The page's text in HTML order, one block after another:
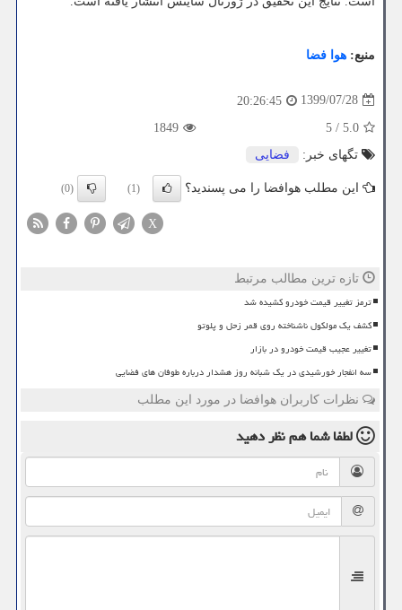
منبع: هوا فضا
1399/07/28
20:26:45
5.0
/
5
1849
تگهای خبر:
فضایی
این مطلب هوافضا را می پسندید؟ (1)
(0)
X
تازه ترین مطالب مرتبط
ترمز تغییر قیمت خودرو کشیده شد
کشف یک مولکول ناشناخته روی قمر زحل و پلوتو
تغییر عجیب قیمت خودرو در بازار
سه انفجار خورشیدی در یک شبانه روز هشدار درباره طوفان های فضایی
نظرات کاربران هوافضا در مورد این مطلب
لطفا شما همنظر دهید